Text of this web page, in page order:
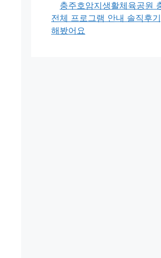
충주호암지생활체육공원
전체 프로그램 안내 솔직후
해봤어요